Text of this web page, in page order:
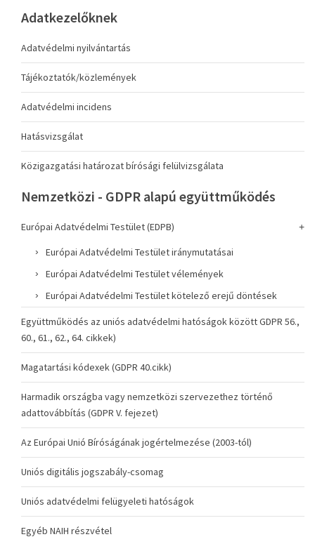
Adatkezelőknek
Adatvédelmi nyilvántartás
Tájékoztatók/közlemények
Adatvédelmi incidens
Hatásvizsgálat
Közigazgatási határozat bírósági felülvizsgálata
Nemzetközi - GDPR alapú együttműködés
Európai Adatvédelmi Testület (EDPB)
Európai Adatvédelmi Testület iránymutatásai
Európai Adatvédelmi Testület vélemények
Európai Adatvédelmi Testület kötelező erejű döntések
Együttműködés az uniós adatvédelmi hatóságok között GDPR 56.,
60., 61., 62., 64. cikkek)
Magatartási kódexek (GDPR 40.cikk)
Harmadik országba vagy nemzetközi szervezethez történő
adattovábbítás (GDPR V. fejezet)
Az Európai Unió Bíróságának jogértelmezése (2003-tól)
Uniós digitális jogszabály-csomag
Uniós adatvédelmi felügyeleti hatóságok
Egyéb NAIH részvétel